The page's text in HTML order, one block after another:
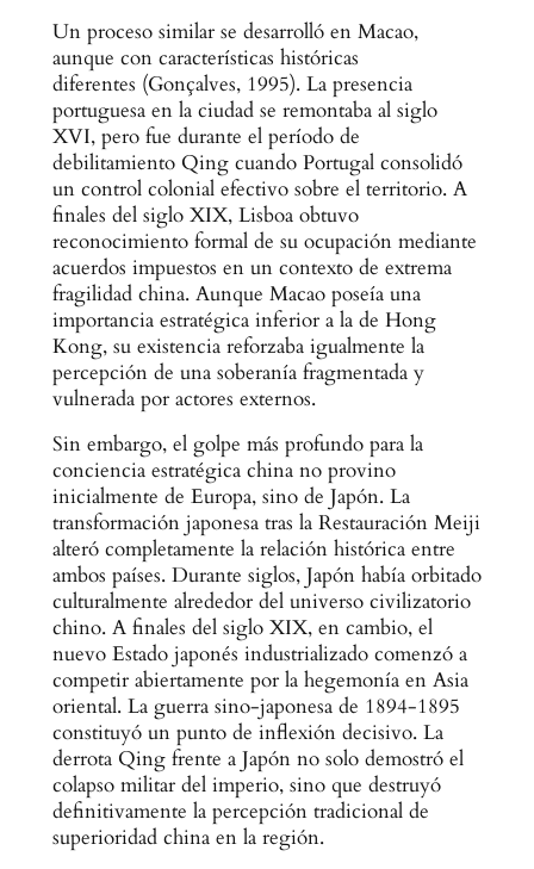
Un proceso similar se desarrolló en Macao,
aunque con características históricas
diferentes (Gonçalves, 1995). La presencia
portuguesa en la ciudad se remontaba al siglo
XVI, pero fue durante el período de
debilitamiento Qing cuando Portugal consolidó
un control colonial efectivo sobre el territorio. A
finales del siglo XIX, Lisboa obtuvo
reconocimiento formal de su ocupación mediante
acuerdos impuestos en un contexto de extrema
fragilidad china. Aunque Macao poseía una
importancia estratégica inferior a la de Hong
Kong, su existencia reforzaba igualmente la
percepción de una soberanía fragmentada y
vulnerada por actores externos.
Sin embargo, el golpe más profundo para la
conciencia estratégica china no provino
inicialmente de Europa, sino de Japón. La
transformación japonesa tras la Restauración Meiji
alteró completamente la relación histórica entre
ambos países. Durante siglos, Japón había orbitado
culturalmente alrededor del universo civilizatorio
chino. A finales del siglo XIX, en cambio, el
nuevo Estado japonés industrializado comenzó a
competir abiertamente por la hegemonía en Asia
oriental. La guerra sino-japonesa de 1894-1895
constituyó un punto de inflexión decisivo. La
derrota Qing frente a Japón no solo demostró el
colapso militar del imperio, sino que destruyó
definitivamente la percepción tradicional de
superioridad china en la región.